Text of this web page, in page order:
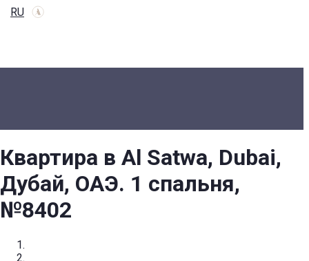
RU
Квартира в Al Satwa, Dubai,
Дубай, ОАЭ. 1 спальня,
№8402